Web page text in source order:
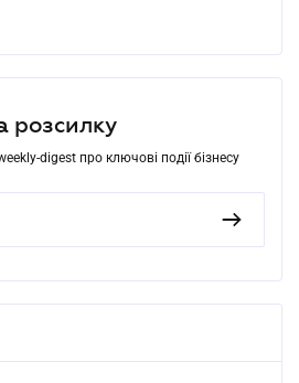
розсилку
digest про ключові події бізнесу